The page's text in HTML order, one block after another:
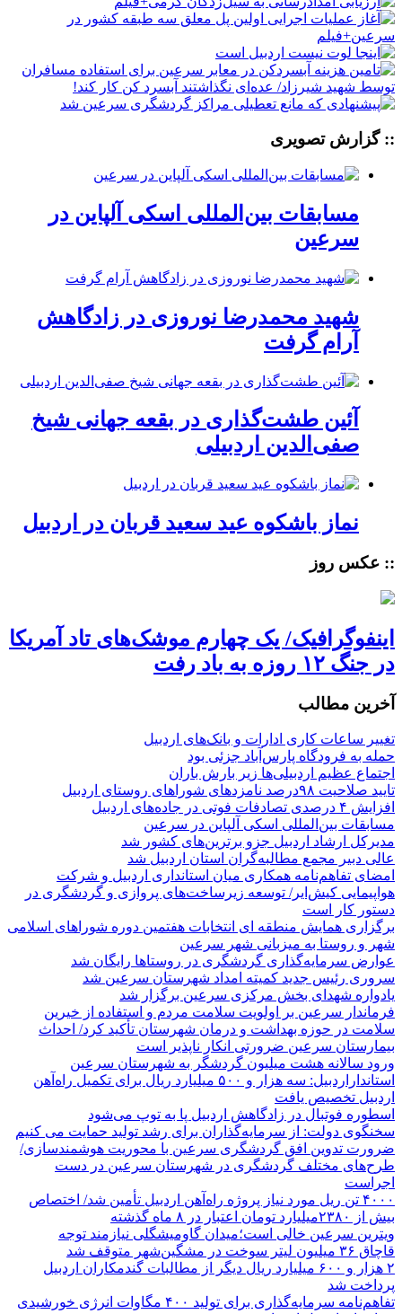
:: گزارش تصویری
مسابقات بین‌المللی اسکی آلپاین در
سرعین
شهید محمدرضا نوروزی در زادگاهش
آرام گرفت
آئین طشت‌گذاری در بقعه جهانی شیخ
صفی‌الدین اردبیلی
نماز باشکوه عید سعید قربان در اردبیل
:: عکس روز
اینفوگرافیک/ یک چهارم موشک‌های تاد آمریکا
در جنگ ۱۲ روزه به باد رفت
آخرین مطالب
تغییر ساعات کاری ادارات و بانک‌های اردبیل
حمله به فرودگاه پارس‌‌آباد جزئی بود
اجتماع عظیم اردبیلی‌ها زیر بارش باران
تایید صلاحیت ۹۸درصد نامزدهای شوراهای روستای اردبیل
افزایش ۴ درصدی تصادفات فوتی در جاده‌های اردبیل
مسابقات بین‌المللی اسکی آلپاین در سرعین
مدیرکل ارشاد اردبیل جزو برترین‌های کشور شد
عالی دبیر مجمع مطالبه‌گران استان اردبیل شد
امضای تفاهم‌نامه همکاری میان استانداری اردبیل و شرکت
هواپیمایی کیش‌ایر/ توسعه زیرساخت‌های پروازی و گردشگری در
دستور کار است
برگزاری همایش منطقه ای انتخابات هفتمین دوره شوراهای اسلامی
شهر و روستا به میزبانی شهر سرعین
عوارض سرمایه‌گذاری گردشگری در روستاها رایگان شد
سروری رئیس جدید کمیته امداد شهرستان سرعین شد
یادواره شهدای بخش مرکزی سرعین برگزار شد
فرماندار سرعین بر اولویت سلامت مردم و استفاده از خیرین
سلامت در حوزه بهداشت و درمان شهرستان تأکید کرد/ احداث
بیمارستان سرعین ضرورتی انکار ناپذیر است
ورود سالانه هشت میلیون گردشگر به شهرستان سرعین
استانداراردبیل: سه هزار و ۵۰۰ میلیارد ریال برای تکمیل راه‌آهن
اردبیل تخصیص یافت
اسطوره فوتبال در زادگاهش اردبیل پا به توپ می‌شود
سخنگوی دولت: از سرمایه‌گذاران برای رشد تولید حمایت می کنیم
ضرورت تدوین افق گردشگری سرعین با محوریت هوشمندسازی/
طرح‌های مختلف گردشگری در شهرستان سرعین در دست
اجراست
۴۰۰۰ تن ریل مورد نیاز پروژه راه‌آهن اردبیل تأمین شد/ اختصاص
بیش از ۲۳۸۰میلیارد تومان اعتبار در ۸ ماه گذشته
ویترین سرعین خالی است؛میدان گاومیشگلی نیازمند توجه
قاچاق ۳۶ میلیون لیتر سوخت در مشگین‌شهر متوقف شد
۲ هزار و ۶۰۰‌ میلیارد ریال دیگر از مطالبات گندمکاران اردبیل
پرداخت شد
تفاهم‌نامه سرمایه‌گذاری برای تولید ۴۰۰ مگاوات انرژی خورشیدی